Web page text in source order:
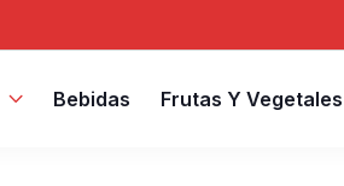
Bebidas Frutas Y Vegetales